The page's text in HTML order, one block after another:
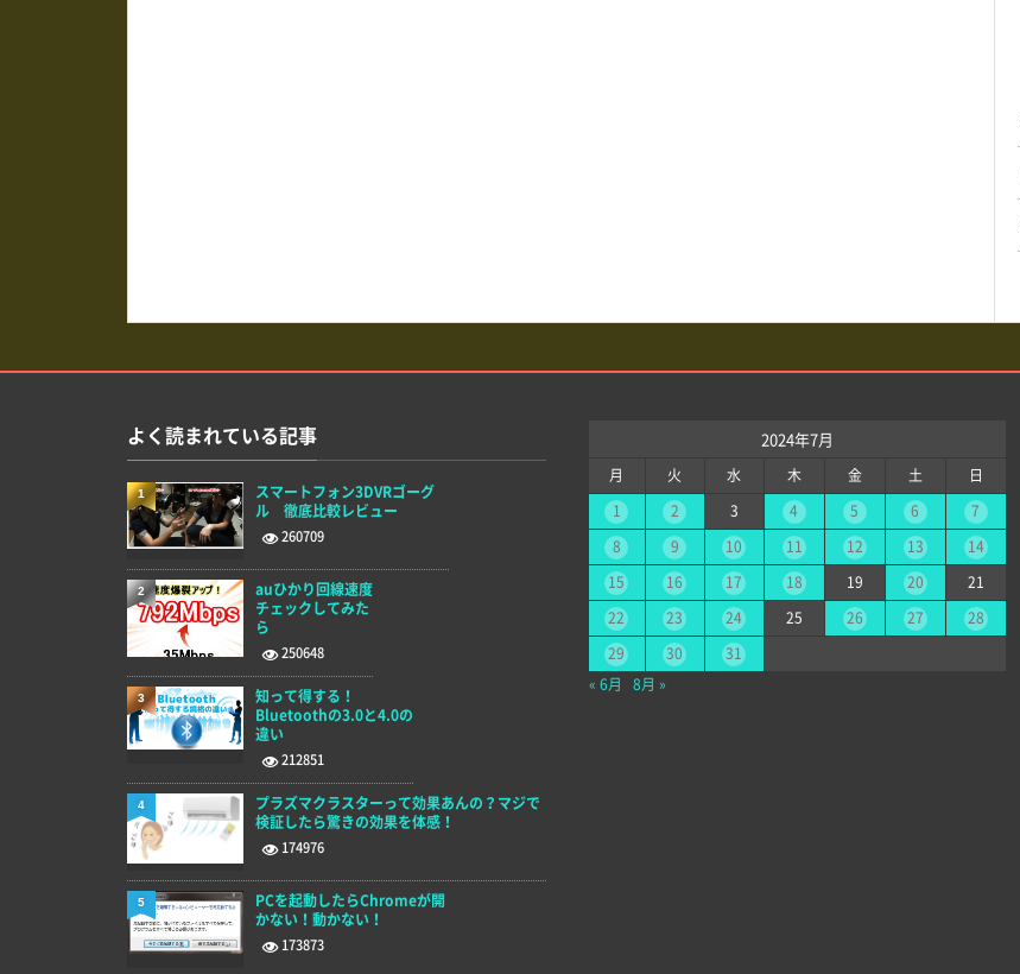
よく読まれている記事
スマートフォン3DVRゴーグ
ル 徹底比較レビュー
260709
1
auひかり回線速度
チェックしてみた
ら
250648
2
知って得する！
Bluetoothの3.0と4.0の
違い
212851
3
プラズマクラスターって効果あんの？マジで
検証したら驚きの効果を体感！
174976
4
PCを起動したらChromeが開
かない！動かない！
173873
5
2024年7月
月 火 水 木 金 土
日
1
2 3 4 5 6
7
8
9 10 11 12 13
14
15
16 17 18 19 20
21
22
23 24 25 26 27
28
29
30
31
« 6月
8月 »